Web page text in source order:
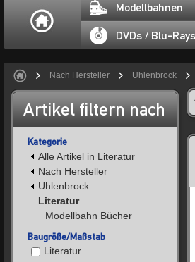
Modellbahnen
DVDs / Blu-Rays
Nach Hersteller Uhlenbrock
Artikel filtern nach
Kategorie
Alle Artikel in Literatur
Nach Hersteller
Uhlenbrock
Literatur
Modellbahn Bücher
Baugröße/Maßstab
Literatur